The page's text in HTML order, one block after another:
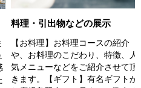
料理・引出物などの展示
【お料理】お料理コースの紹介
や、お料理のこだわり、特徴、人
気メニューなどをご紹介させて頂
きます。【ギフト】有名ギフトか